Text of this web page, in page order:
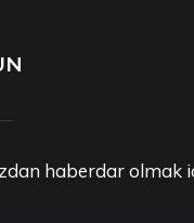
haberdar olmak